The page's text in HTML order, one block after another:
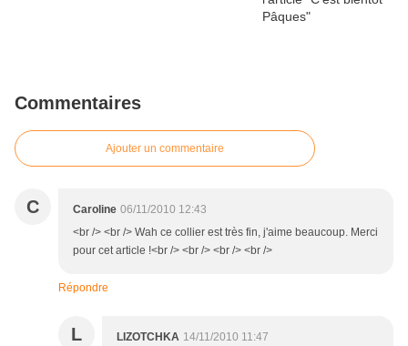
Commentaires
Ajouter un commentaire
C Caroline 06/11/2010 12:43
<br /> <br /> Wah ce collier est très fin, j'aime beaucoup. Merci
pour cet article !<br /> <br /> <br /> <br />
Répondre
L LIZOTCHKA 14/11/2010 11:47